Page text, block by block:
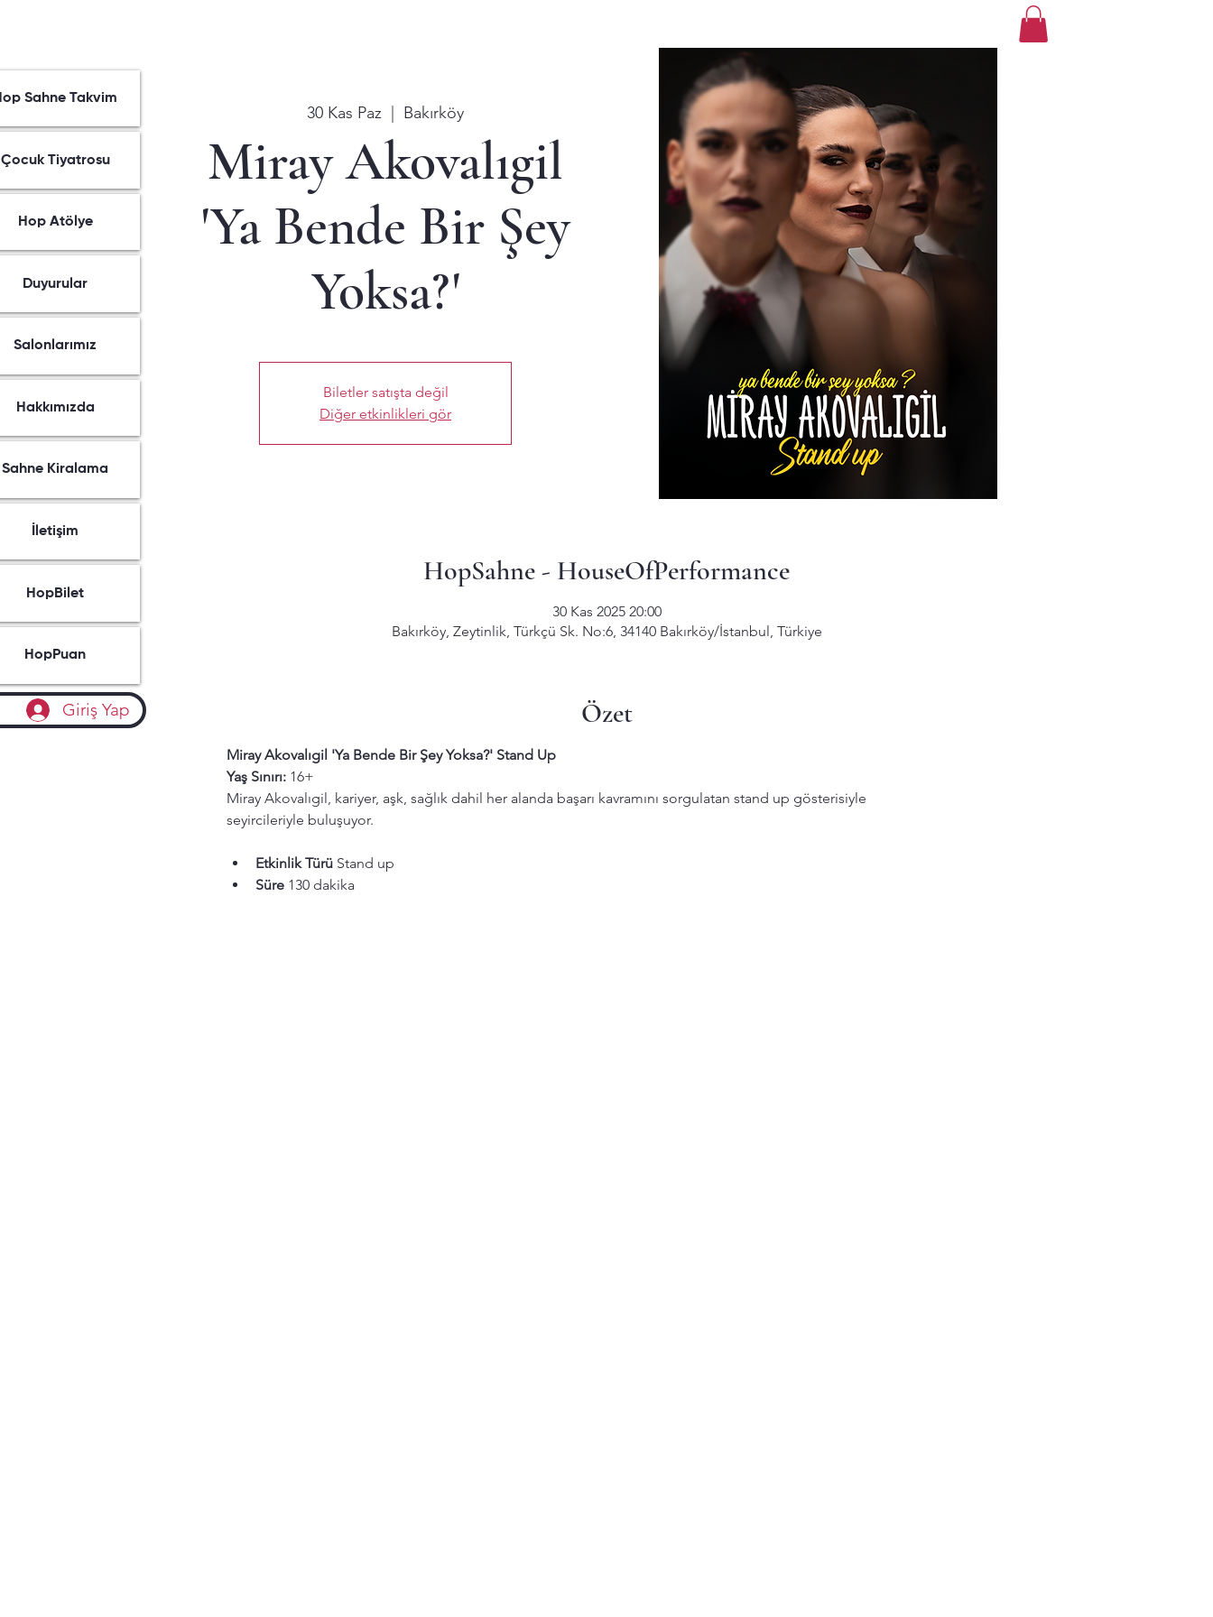
30 Kas Paz
  |
Bakırköy
Miray Akovalıgil
'Ya Bende Bir Şey
Yoksa?'
Biletler satışta değil
Diğer etkinlikleri gör
HopSahne - HouseOfPerformance
30 Kas 2025 20:00
Bakırköy, Zeytinlik, Türkçü Sk. No:6, 34140 Bakırköy/İstanbul, Türkiye
Özet
Miray Akovalıgil 'Ya Bende Bir Şey Yoksa?' Stand Up
Yaş Sınırı: 16+
Miray Akovalıgil, kariyer, aşk, sağlık dahil her alanda başarı kavramını sorgulatan stand up gösterisiyle
seyircileriyle buluşuyor.
Etkinlik Türü Stand up
Süre 130 dakika
Sahne Takvim
Çocuk Tiyatrosu
Hop Atölye
Duyurular
Salonlarımız
Hakkımızda
Sahne Kiralama
İletişim
HopBilet
HopPuan
Giriş Yap